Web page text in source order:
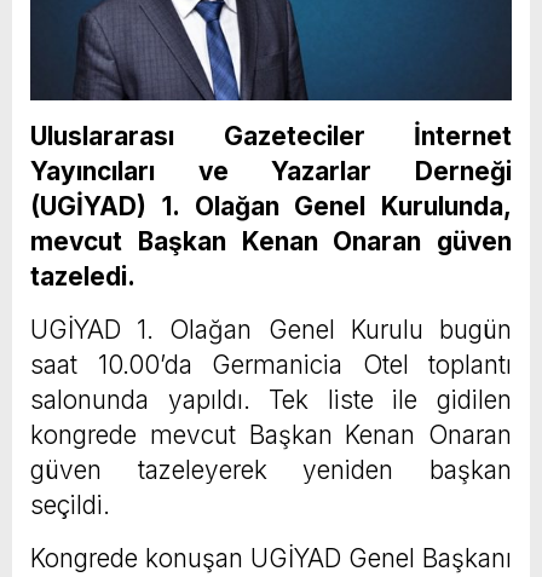
Uluslararası Gazeteciler İnternet
Yayıncıları ve Yazarlar Derneği
(UGİYAD) 1. Olağan Genel Kurulunda,
mevcut Başkan Kenan Onaran güven
tazeledi.
UGİYAD 1. Olağan Genel Kurulu bugün
saat 10.00’da Germanicia Otel toplantı
salonunda yapıldı. Tek liste ile gidilen
kongrede mevcut Başkan Kenan Onaran
güven tazeleyerek yeniden başkan
seçildi.
Kongrede konuşan UGİYAD Genel Başkanı